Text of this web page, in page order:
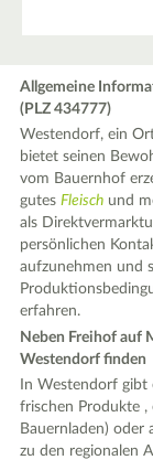
Allgemeine
(PLZ 434777)
Westendorf, ein
bietet seinen
vom Bauernhof
gutesFleisch und
als
persönlichen
aufzunehmen und
erfahren.
Neben Freihof auf
Westendorf finden
In Westendorf gibt
frischen Produkte
Bauernladen)
zu den regionalen